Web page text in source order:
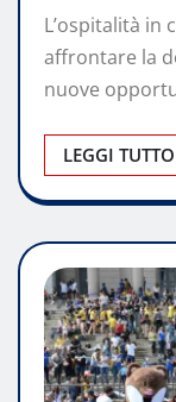
L’ospitalità in
affrontare la
nuove
LEGGI TUTTO